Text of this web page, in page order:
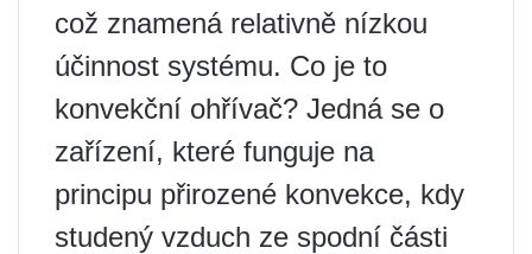
což znamená relativně nízkou
účinnost systému. Co je to
konvekční ohřívač? Jedná se o
zařízení, které funguje na
principu přirozené konvekce, kdy
studený vzduch ze spodní části